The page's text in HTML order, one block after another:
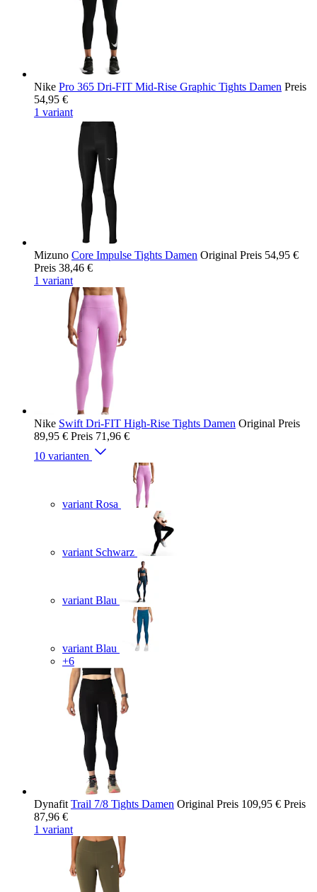
Nike Pro 365 Dri-FIT Mid-Rise Graphic Tights Damen Preis
54,95 €
1 variant
Mizuno Core Impulse Tights Damen Original Preis 54,95 €
Preis 38,46 €
1 variant
Nike Swift Dri-FIT High-Rise Tights Damen Original Preis
89,95 € Preis 71,96 €
10 varianten
variant Rosa
variant Schwarz
variant Blau
variant Blau
+6
Dynafit Trail 7/8 Tights Damen Original Preis 109,95 € Preis
87,96 €
1 variant